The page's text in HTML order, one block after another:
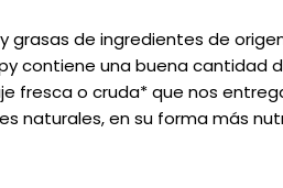
de ingredientes de
contiene una buena cantidad
fresca o cruda* que nos
naturales, en su forma más